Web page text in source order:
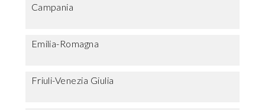
Campania
Emilia-Romagna
Friuli-Venezia Giulia